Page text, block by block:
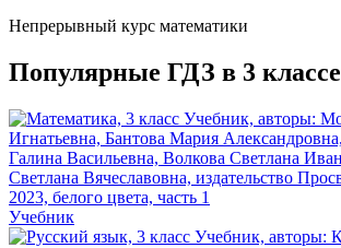
Непрерывный курс математики
Популярные ГДЗ в 3 классе
Учебник